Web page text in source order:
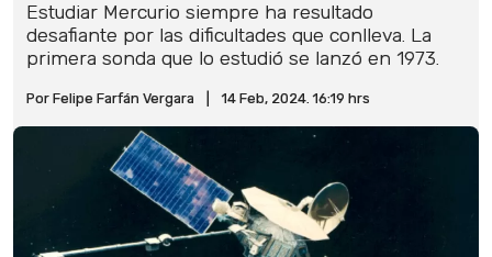
Estudiar Mercurio siempre ha resultado
desafiante por las dificultades que conlleva. La
primera sonda que lo estudió se lanzó en 1973.
Por Felipe Farfán Vergara 14 Feb, 2024. 16:19 hrs